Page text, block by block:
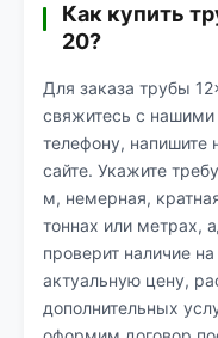
Как купить
20?
Для заказа трубы
свяжитесь с нашими
телефону, напишите
сайте. Укажите
м, немерная,
тоннах или метрах,
проверит наличие
актуальную цену,
дополнительных